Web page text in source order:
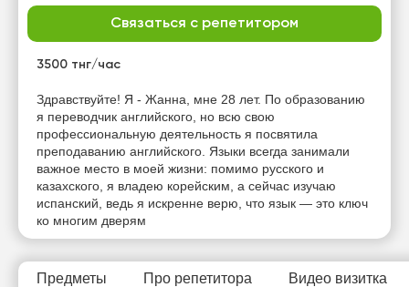
Связаться с репетитором
3500 тнг/час
Здравствуйте! Я - Жанна, мне 28 лет. По образованию
я переводчик английского, но всю свою
профессиональную деятельность я посвятила
преподаванию английского. Языки всегда занимали
важное место в моей жизни: помимо русского и
казахского, я владею корейским, а сейчас изучаю
испанский, ведь я искренне верю, что язык — это ключ
ко многим дверям
Предметы Про репетитора Видео визитка
вс
пн
Нет
свободных
часов
Нет
свободных
часов
Нет
свободных
часов
Нет